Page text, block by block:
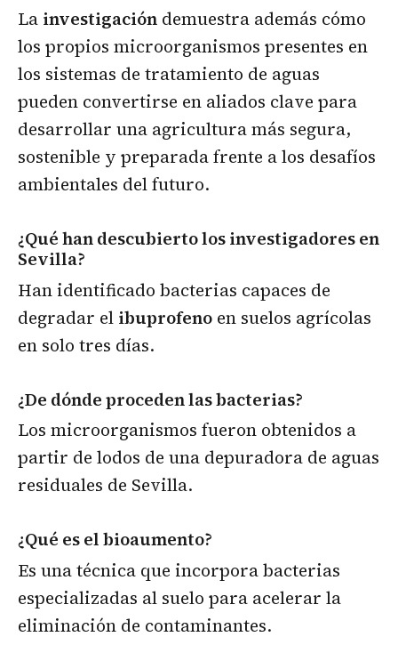
La investigación demuestra además cómo
los propios microorganismos presentes en
los sistemas de tratamiento de aguas
pueden convertirse en aliados clave para
desarrollar una agricultura más segura,
sostenible y preparada frente a los desafíos
ambientales del futuro.
¿Qué han descubierto los investigadores en
Sevilla?
Han identificado bacterias capaces de
degradar el ibuprofeno en suelos agrícolas
en solo tres días.
¿De dónde proceden las bacterias?
Los microorganismos fueron obtenidos a
partir de lodos de una depuradora de aguas
residuales de Sevilla.
¿Qué es el bioaumento?
Es una técnica que incorpora bacterias
especializadas al suelo para acelerar la
eliminación de contaminantes.